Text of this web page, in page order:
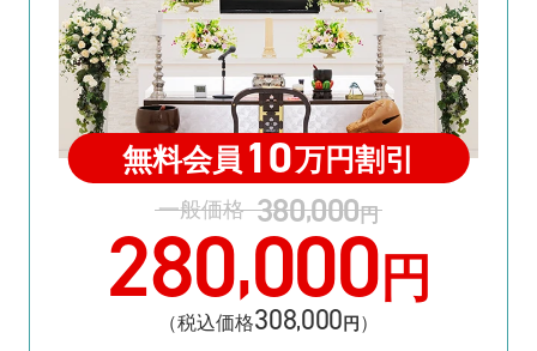
無料会員 10万円割引
一般価格 380,000円
280,000 円
（税込価格308,000 円 ）